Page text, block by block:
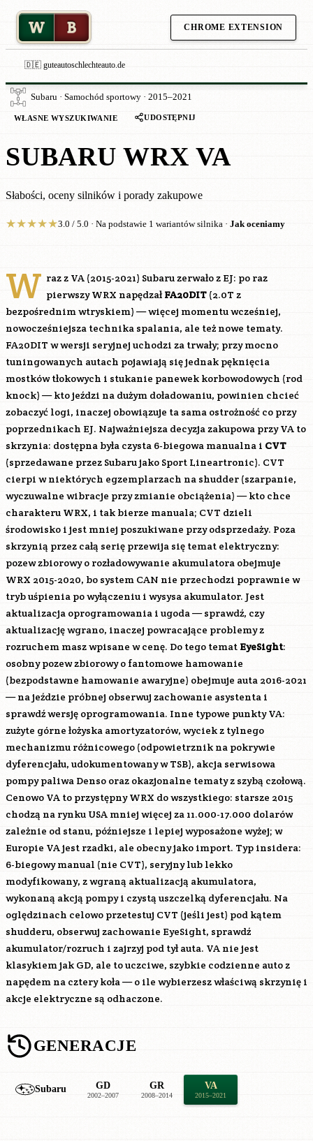
W B CHROME EXTENSION
🇩🇪 guteautoschlechteauto.de
Subaru · Samochód sportowy · 2015–2021
WŁASNE WYSZUKIWANIE UDOSTĘPNIJ
SUBARU WRX VA
Słabości, oceny silników i porady zakupowe
★★★★★3.0 / 5.0 · Na podstawie 1 wariantów silnika · Jak oceniamy
W raz z VA (2015-2021) Subaru zerwało z EJ: po raz
pierwszy WRX napędzałFA20DIT (2.0T z
bezpośrednim wtryskiem) — więcej momentu wcześniej,
nowocześniejsza technika spalania, ale też nowe tematy.
FA20DIT w wersji seryjnej uchodzi za trwały; przy mocno
tuningowanych autach pojawiają się jednak pęknięcia
mostków tłokowych i stukanie panewek korbowodowych (rod
knock) — kto jeździ na dużym doładowaniu, powinien chcieć
zobaczyć logi, inaczej obowiązuje ta sama ostrożność co przy
poprzednikach EJ. Najważniejsza decyzja zakupowa przy VA to
skrzynia: dostępna była czysta 6-biegowa manualna i CVT
(sprzedawane przez Subaru jako Sport Lineartronic). CVT
cierpi w niektórych egzemplarzach na shudder (szarpanie,
wyczuwalne wibracje przy zmianie obciążenia) — kto chce
charakteru WRX, i tak bierze manuala; CVT dzieli
środowisko i jest mniej poszukiwane przy odsprzedaży. Poza
skrzynią przez całą serię przewija się temat elektryczny:
pozew zbiorowy o rozładowywanie akumulatora obejmuje
WRX 2015-2020, bo system CAN nie przechodzi poprawnie w
tryb uśpienia po wyłączeniu i wysysa akumulator. Jest
aktualizacja oprogramowania i ugoda — sprawdź, czy
aktualizację wgrano, inaczej powracające problemy z
rozruchem masz wpisane w cenę. Do tego temat EyeSight:
osobny pozew zbiorowy o fantomowe hamowanie
(bezpodstawne hamowanie awaryjne) obejmuje auta 2016-2021
— na jeździe próbnej obserwuj zachowanie asystenta i
sprawdź wersję oprogramowania. Inne typowe punkty VA:
zużyte górne łożyska amortyzatorów, wyciek z tylnego
mechanizmu różnicowego (odpowietrznik na pokrywie
dyferencjału, udokumentowany w TSB), akcja serwisowa
pompy paliwa Denso oraz okazjonalne tematy z szybą czołową.
Cenowo VA to przystępny WRX do wszystkiego: starsze 2015
chodzą na rynku USA mniej więcej za 11.000-17.000 dolarów
zależnie od stanu, późniejsze i lepiej wyposażone wyżej; w
Europie VA jest rzadki, ale obecny jako import. Typ insidera:
6-biegowy manual (nie CVT), seryjny lub lekko
modyfikowany, z wgraną aktualizacją akumulatora,
wykonaną akcją pompy i czystą uszczelką dyferencjału. Na
oględzinach celowo przetestuj CVT (jeśli jest) pod kątem
shudderu, obserwuj zachowanie EyeSight, sprawdź
akumulator/rozruch i zajrzyj pod tył auta. VA nie jest
klasykiem jak GD, ale to uczciwe, szybkie codzienne auto z
napędem na cztery koła — o ile wybierzesz właściwą skrzynię i
akcje elektryczne są odhaczone.
GENERACJE
Subaru GD
2002–2007
GR
2008–2014
VA
2015–2021